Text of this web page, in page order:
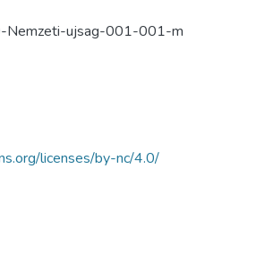
ujsag-001-001-m
licenses/by-nc/4.0/